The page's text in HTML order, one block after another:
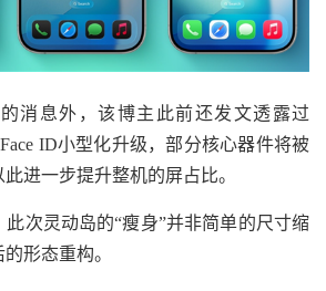
息外，该博主此前还发文透露过
Face ID小型化升级，部分核心器件将被
进一步提升整机的屏占比。
灵动岛的“瘦身”并非简单的尺寸缩
形态重构。